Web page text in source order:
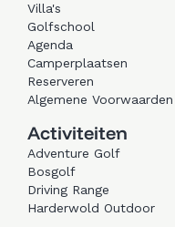
Villa's
Golfschool
Agenda
Camperplaatsen
Reserveren
Algemene Voorwaarden
Activiteiten
Adventure Golf
Bosgolf
Driving Range
Harderwold Outdoor